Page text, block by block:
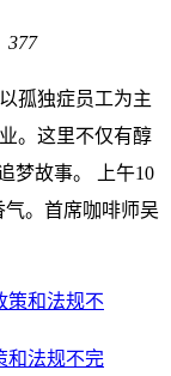
377
孤独症员工为主
。这里不仅有醇
梦故事。 上午10
气。首席咖啡师吴
和法规不完